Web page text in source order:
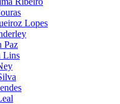
Lopes
Paz
Lins